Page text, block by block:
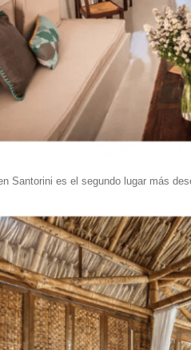
Santorini es el segundo lugar más